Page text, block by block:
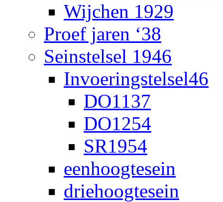
Wijchen 1929
Proef jaren ‘38
Seinstelsel 1946
Invoeringstelsel46
DO1137
DO1254
SR1954
eenhoogtesein
driehoogtesein